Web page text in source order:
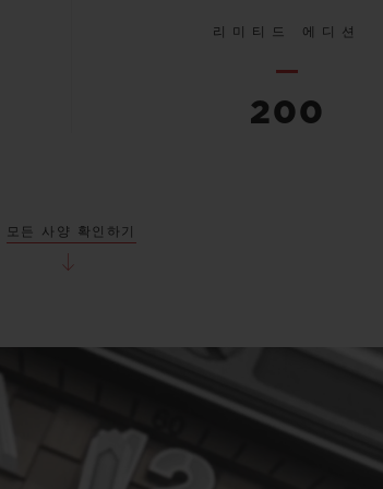
리미티드 에디션
200
모든 사양 확인하기